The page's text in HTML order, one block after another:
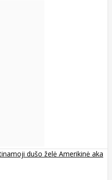
dušo želė Amerikinė aka